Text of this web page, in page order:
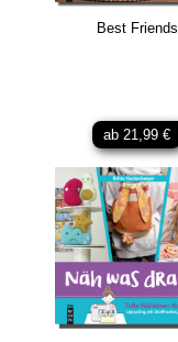
Best Friends
ab 21,99 €